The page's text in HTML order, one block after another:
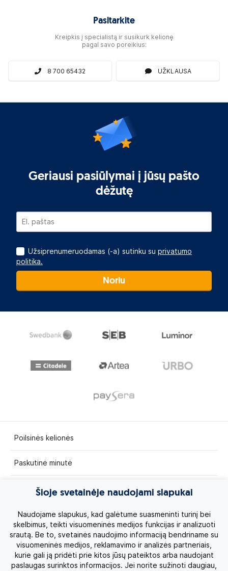
Pasitarkite
Kreipkis į specialistą ir susikurk kelionę
pagal savo poreikius:
8 700 65432 UŽKLAUSA
Geriausi pasiūlymai į jūsų pašto
dėžutę
Užsiprenumeruodamas (-a) sutinku su privatumo
politika.
Noriu
Poilsinės kelionės
Paskutinė minutė
Egzotinės kelionės
Kruizai
Kelionės po Lietuvą
Apie mus
Šioje svetainėje naudojami slapukai
Naudojame slapukus, kad galėtume suasmeninti turinį bei
skelbimus, teikti visuomeninės medijos funkcijas ir analizuoti
srautą. Be to, svetainės naudojimo informaciją bendriname su
visuomeninės medijos, reklamavimo ir analizės partneriais,
kurie gali ją pridėti prie kitos jūsų pateiktos arba naudojant
paslaugas surinktos informacijos. Jei norite sužinoti daugiau,